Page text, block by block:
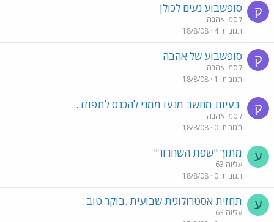
ק סופשבוע נעים לכולן
קסמי אהבה
תגובות 4
18/8/08
ק סופשבוע של אהבה
קסמי אהבה
תגובות 1
18/8/08
ק בעיות מחשב מנעו ממני להכנס לתפוזז...
קסמי אהבה
תגובות 0
18/8/08
ע מתוך "שפת השחרור"
עליזה 63
תגובות 0
18/8/08
ע תחזית אסטרולוגית שבועית .בוקר טוב
עליזה 63